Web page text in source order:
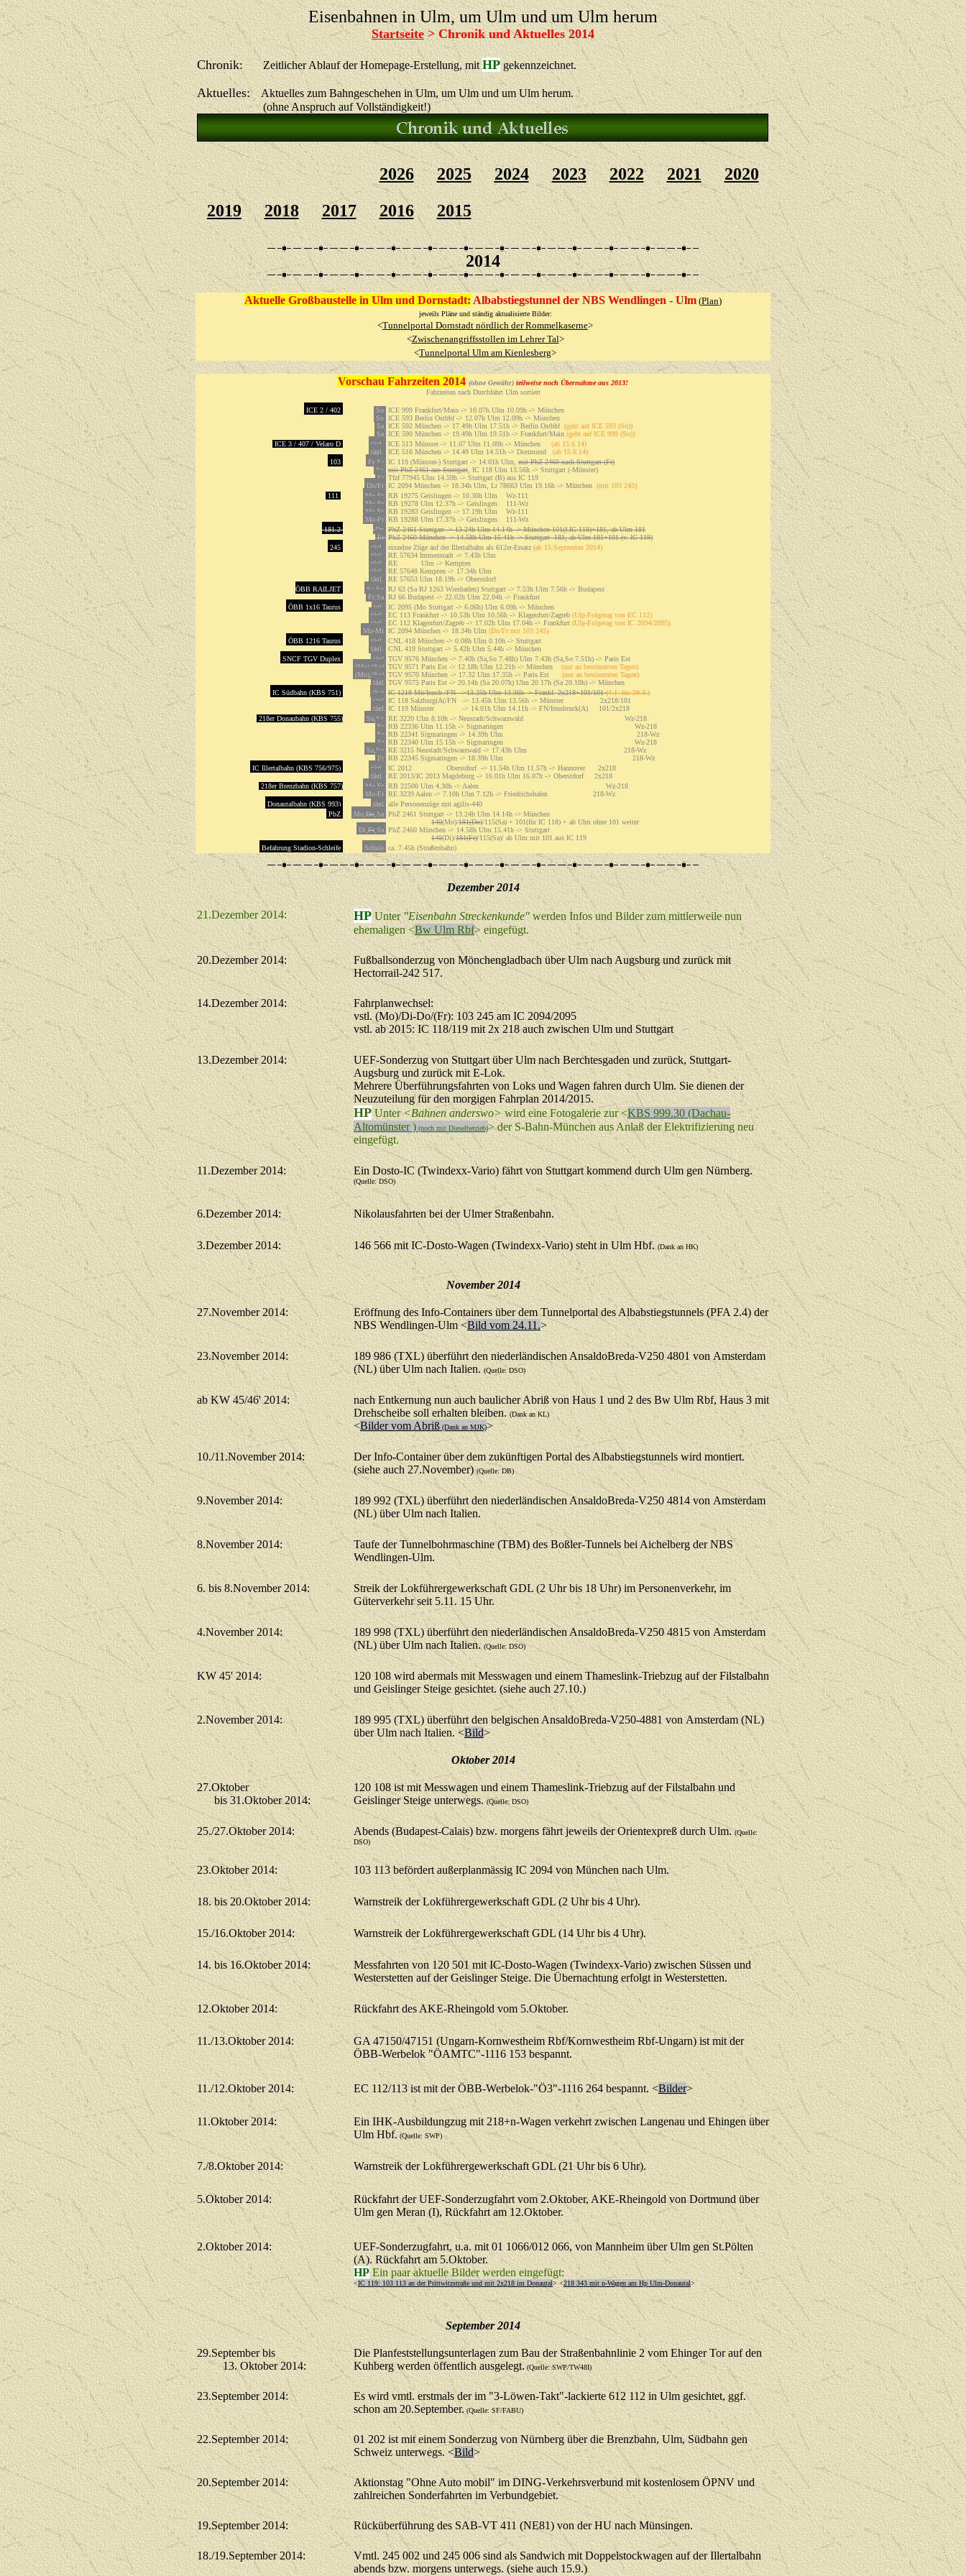
Eisenbahnen in Ulm, um Ulm und um Ulm herum
Startseite> Chronik und Aktuelles 2014
Chronik: Zeitlicher Ablauf der Homepage-Erstellung, mit HPgekennzeichnet.
Aktuelles:Aktuelles zum Bahngeschehen in Ulm, um Ulm und um Ulm herum.
(ohne Anspruch auf Vollständigkeit!)
2026 2025 2024 2023 2022 2021
2020
2019
2018 2017 2016 2015
2014
Aktuelle Großbaustelle in Ulm und Dornstadt: Albabstiegstunnel der NBS Wendlingen - Ulm (Plan)
jeweils Pläne und ständig aktualisierte Bilder:
<Tunnelportal Dornstadt nördlich der Rommelkaserne>
<Zwischenangriffsstollen im Lehrer Tal>
<Tunnelportal Ulm am Kienlesberg>
Vorschau Fahrzeiten 2014 (ohne Gewähr) teilweise noch Übernahme aus 2013!
Fahrzeiten nach Durchfahrt Ulm sortiert
ICE 2 / 402
So
So
Sa
Sa
ICE 999 Frankfurt/Main -> 10.07h Ulm 10.09h -> München
ICE 593 Berlin Ostbhf -> 12.07h Ulm 12.09h -> München
ICE 592 München -> 17.49h Ulm 17.51h -> Berlin Ostbhf (geht auf ICE 593 (So))
ICE 590 München -> 19.49h Ulm 19.51h -> Frankfurt/Main (geht auf ICE 999 (So))
ICE 3 / 407 / Velaro D
tägl.
tägl.
ICE 513 Münster -> 11.07 Ulm 11.09h -> München (ab 15.6.14)
ICE 516 München -> 14.49 Ulm 14.51h -> Dortmund (ab 15.6.14)
103
Fr,Sa
So
Fr
Do/Fr
IC 119 (Münster-) Stuttgart -> 14.01h Ulm, mit PbZ 2460 nach Stuttgart (Fr)
mit PbZ 2461 aus Stuttgart , IC 118 Ulm 13.56h -> Stuttgart (-Münster)
Tfzf 77945 Ulm 14.59h -> Stuttgart (B) aus IC 119
IC 2094 München -> 18.34h Ulm, Lr 78663 Ulm 19.16h -> München (mit 103 245)
111
Mo-Fr
Mo-Fr
Mo-Fr
Mo-Fr
RB 19275 Geislingen -> 10.30h Ulm Wz-111
RB 19278 Ulm 12.37h -> Geislingen 111-Wz
RB 19283 Geislingen -> 17.19h Ulm Wz-111
RB 19288 Ulm 17.37h -> Geislingen 111-Wz
181.2
Do
Fr
PbZ 2461 Stuttgart -> 13.24h Ulm 14.14h -> München 101(f.IC 118)+181, ab Ulm 181
PbZ 2460 München -> 14.58h Ulm 15.41h -> Stuttgart 181, ab Ulm 181+101 (v. IC 119)
245
tägl.
tägl.
tägl.
tägl.
tägl.
einzelne Züge auf der Illertalbahn als 612er-Ersatz (ab 15.September 2014)
RE 57634 Immenstadt -> 7.43h Ulm
RE Ulm -> Kempten
RE 57648 Kempten -> 17.34h Ulm
RE 57653 Ulm 18.19h -> Oberstdorf
ÖBB RAILJET
Sa,So
Fr,Sa
RJ 63 (Sa RJ 1263 Wiesbaden) Stuttgart -> 7.53h Ulm 7.56h -> Budapest
RJ 66 Budapest -> 22.02h Ulm 22.04h -> Frankfurt
ÖBB 1x16 Taurus
tgl.
tägl.
tägl.
Mo-Mi
IC 2095 (Mo Stuttgart -> 6.06h) Ulm 6.09h -> München
EC 113 Frankfurt -> 10.53h Ulm 10.56h -> Klagenfurt/Zagreb (Ulp-Folgetag von EC 112)
EC 112 Klagenfurt/Zagreb -> 17.02h Ulm 17.04h -> Frankfurt (Ulp-Folgetag von IC 2094/2095)
IC 2094 München -> 18.34h Ulm (Do/Fr mit 103 245)
ÖBB 1216 Taurus
tägl.
tägl.
CNL 418 München -> 0.08h Ulm 0.10h -> Stuttgart
CNL 419 Stuttgart -> 5.42h Ulm 5.44h -> München
SNCF TGV Duplex
tägl.
(Mo),(So)
(Mo),(So)
tägl
TGV 9576 München -> 7.40h (Sa,So 7.48h) Ulm 7.43h (Sa,So 7.51h) -> Paris Est
TGV 9571 Paris Est -> 12.18h Ulm 12.21h -> München (nur an bestimmten Tagen)
TGV 9570 München -> 17.32 Ulm 17.35h -> Paris Est (nuran bestimmten Tagen)
TGV 9575 Paris Est -> 20.14h (Sa 20.07h) Ulm 20.17h (Sa 20.10h) -> München
IC Südbahn (KBS 751)
(Sa)
tägl.
tägl.
IC 1218 Mü/Innsb./FN ->13.25h Ulm 13.36h -> Frankf. 2x218+101/101(4.1. bis 29.3.)
IC 118 Salzburg(A(/FN -> 13.45h Ulm 13.56h -> Münster 2x218/101
IC 119 Münster -> 14.01h Ulm 14.11h -> FN/Innsbruck(A) 101/2x218
218er Donaubahn (KBS 755)
Sa,So
Fr
Fr
Fr
Sa,So
Fr
RE 3220 Ulm 8.10h -> Neustadt/Schwarzwald Wz-218
RB 22336 Ulm 11.15h -> Sigmaringen Wz-218
RB 22341 Sigmaringen -> 14.39h Ulm 218-Wz
RB 22340 Ulm 15.15h -> Sigmaringen Wz-218
RE 3215 Neustadt/Schwarzwald -> 17.43h Ulm 218-Wz
RB 22345 Sigmaringen -> 18.39h Ulm 218-Wz
IC Illertalbahn (KBS 756/975)
tägl.
tägl.
IC 2012 Oberstdorf -> 11.54h Ulm 11.57h -> Hannover 2x218
RE 2013/IC 2013 Magdeburg -> 16.01h Ulm 16.07h -> Oberstdorf 2x218
218er Brenzbahn (KBS 757)
Mo-Fr
Mo-Fr
RB 22500 Ulm 4.30h -> Aalen Wz-218
RE 3239 Aalen -> 7.10h Ulm 7.12h -> Friedrichshafen 218-Wz
Donautalbahn (KBS 993)
tägl.
alle Personenzüge mit agilis-440
PbZ
Mo, Do ,Sa
Di, Fr ,Sa
PbZ 2461 Stuttgart -> 13.24h Ulm 14.14h -> München
140(Mo)/181(Do)/115(Sa) + 101(für IC 118) + ab Ulm ohne 101 weiter
PbZ 2460 München -> 14.58h Ulm 15.41h -> Stuttgart
140(Di)/181(Fr)/115(Sa)/ ab Ulm mit 101 aus IC 119
Befahrung Stadion-Schleife
Schule ca. 7.45h (Straßenbahn)
Dezember2014
21.Dezember 2014: HP Unter"Eisenbahn Streckenkunde" werden Infos und Bilder zum mittlerweile nun
ehemaligen <Bw Ulm Rbf> eingefügt.
20.Dezember 2014:
Fußballsonderzug von Mönchengladbach über Ulm nach Augsburg und zurück mit
Hectorrail-242 517.
14.Dezember 2014:
Fahrplanwechsel:
vstl. (Mo)/Di-Do/(Fr): 103 245 am IC 2094/2095
vstl. ab 2015: IC 118/119 mit 2x 218 auch zwischen Ulm und Stuttgart
13.Dezember 2014:
UEF-Sonderzug von Stuttgart über Ulm nach Berchtesgaden und zurück, Stuttgart-
Augsburg und zurück mit E-Lok.
Mehrere Überführungsfahrten von Loks und Wagen fahren durch Ulm. Sie dienen der
Neuzuteilung für den morgigen Fahrplan 2014/2015.
HP Unter<Bahnen anderswo> wird eine Fotogalerie zur <KBS 999.30 (Dachau-
Altomünster ) (noch mit Dieselbetrieb)>der S-Bahn-München aus Anlaß der Elektrifizierung neu
eingefügt.
11.Dezember 2014: Ein Dosto-IC (Twindexx-Vario) fährt von Stuttgart kommend durch Ulm gen Nürnberg.
(Quelle: DSO)
6.Dezember 2014: Nikolausfahrten bei der Ulmer Straßenbahn.
3.Dezember 2014: 146 566 mit IC-Dosto-Wagen (Twindexx-Vario) steht in Ulm Hbf. (Dank an HK)
November2014
27.November 2014:
Eröffnung des Info-Containers über dem Tunnelportal des Albabstiegstunnels (PFA 2.4) der
NBS Wendlingen-Ulm <Bild vom 24.11.>
23.November 2014:
189 986 (TXL) überführt den niederländischen AnsaldoBreda-V250 4801 von Amsterdam
(NL) über Ulm nach Italien. (Quelle: DSO)
ab KW 45/46' 2014:
nach Entkernung nun auch baulicher Abriß von Haus 1 und 2 des Bw Ulm Rbf, Haus 3 mit
Drehscheibe soll erhalten bleiben. (Dank an KL)
<Bilder vom Abriß (Dank an MJK)>
10./11.November 2014:
Der Info-Container über dem zukünftigen Portal des Albabstiegstunnels wird montiert.
(siehe auch 27.November)(Quelle: DB)
9.November 2014:
189 992 (TXL) überführt den niederländischen AnsaldoBreda-V250 4814 von Amsterdam
(NL) über Ulm nach Italien.
8.November 2014:
Taufe der Tunnelbohrmaschine (TBM) des Boßler-Tunnels bei Aichelberg der NBS
Wendlingen-Ulm.
6. bis 8.November 2014:
Streik der Lokführergewerkschaft GDL (2 Uhr bis 18 Uhr) im Personenverkehr, im
Güterverkehr seit 5.11. 15 Uhr.
4.November 2014:
189 998 (TXL) überführt den niederländischen AnsaldoBreda-V250 4815 von Amsterdam
(NL) über Ulm nach Italien.(Quelle: DSO)
KW 45' 2014:
120 108 wird abermals mit Messwagen und einem Thameslink-Triebzug auf der Filstalbahn
und Geislinger Steige gesichtet. (siehe auch 27.10.)
2.November 2014:
189 995 (TXL) überführt den belgischen AnsaldoBreda-V250-4881 von Amsterdam (NL)
über Ulm nach Italien. <Bild>
Oktober2014
27.Oktober
bis 31.Oktober 2014:
120 108 ist mit Messwagen und einem Thameslink-Triebzug auf der Filstalbahn und
Geislinger Steige unterwegs. (Quelle: DSO)
25./27.Oktober 2014: Abends (Budapest-Calais) bzw. morgens fährt jeweils der Orientexpreß durch Ulm.(Quelle:
DSO)
23.Oktober 2014: 103 113 befördert außerplanmässig IC 2094 von München nach Ulm.
18. bis 20.Oktober 2014: Warnstreik der Lokführergewerkschaft GDL (2 Uhr bis 4 Uhr).
15./16.Oktober 2014: Warnstreik der Lokführergewerkschaft GDL (14 Uhr bis 4 Uhr).
14. bis 16.Oktober 2014:
Messfahrten von 120 501 mit IC-Dosto-Wagen (Twindexx-Vario) zwischen Süssen und
Westerstetten auf der Geislinger Steige. Die Übernachtung erfolgt in Westerstetten.
12.Oktober 2014: Rückfahrt des AKE-Rheingold vom 5.Oktober.
11./13.Oktober 2014:
GA 47150/47151 (Ungarn-Kornwestheim Rbf/Kornwestheim Rbf-Ungarn) ist mit der
ÖBB-Werbelok "ÖAMTC"-1116 153 bespannt.
11./12.Oktober 2014: EC 112/113 ist mit der ÖBB-Werbelok-"Ö3"-1116 264 bespannt. <Bilder>
11.Oktober 2014:
Ein IHK-Ausbildungzug mit 218+n-Wagen verkehrt zwischen Langenau und Ehingen über
Ulm Hbf. (Quelle: SWP)
7./8.Oktober 2014: Warnstreik der Lokführergewerkschaft GDL (21 Uhr bis 6 Uhr).
5.Oktober 2014:
Rückfahrt der UEF-Sonderzugfahrt vom 2.Oktober, AKE-Rheingold von Dortmund über
Ulm gen Meran (I), Rückfahrt am 12.Oktober.
2.Oktober 2014:
UEF-Sonderzugfahrt, u.a. mit 01 1066/012 066, von Mannheim über Ulm gen St.Pölten
(A). Rückfahrt am 5.Oktober.
HP Ein paar aktuelle Bilder werden eingefügt:
<IC 119: 103 113 an der Prittwitzstraße und mit 2x218 im Donautal> <218 343 mit n-Wagen am Hp Ulm-Donautal>
September2014
29.September bis
13. Oktober 2014:
Die Planfeststellungsunterlagen zum Bau der Straßenbahnlinie 2 vom Ehinger Tor auf den
Kuhberg werden öffentlich ausgelegt. (Quelle: SWP/TW48I)
23.September 2014:
Es wird vmtl. erstmals der im "3-Löwen-Takt"-lackierte 612 112 in Ulm gesichtet, ggf.
schon am 20.September.(Quelle: SF/FABU)
22.September 2014:
01 202 ist mit einem Sonderzug von Nürnberg über die Brenzbahn, Ulm, Südbahn gen
Schweiz unterwegs. <Bild>
20.September 2014:
Aktionstag "Ohne Auto mobil" im DING-Verkehrsverbund mit kostenlosem ÖPNV und
zahlreichen Sonderfahrten im Verbundgebiet.
19.September 2014: Rücküberführung des SAB-VT 411 (NE81) von der HU nach Münsingen.
18./19.September 2014:
Vmtl. 245 002 und 245 006 sind als Sandwich mit Doppelstockwagen auf der Illertalbahn
abends bzw. morgens unterwegs. (siehe auch 15.9.)